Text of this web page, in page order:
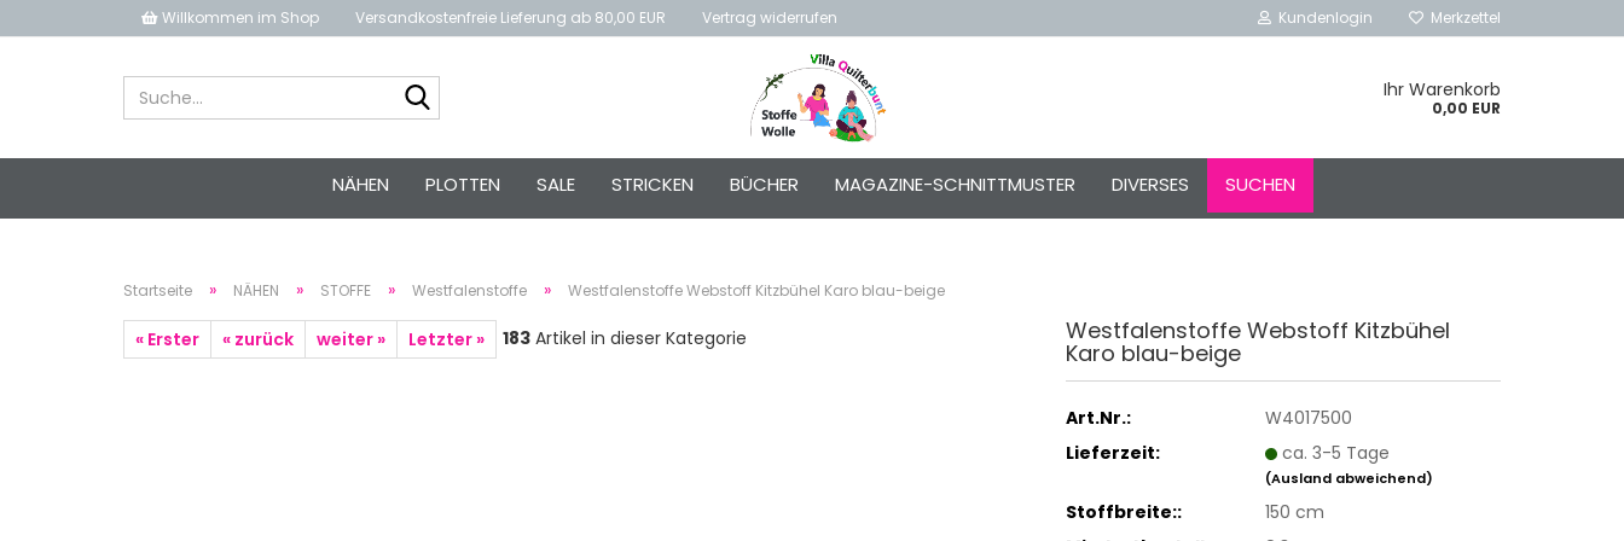
Willkommen im Shop Versandkostenfreie Lieferung ab 80,00 EUR Vertrag widerrufen Kundenlogin
Konto erstellen
Schnelle Anmeldung mit
Merkzettel
Ihr Warenkorb
0,00 EUR
NÄHEN PLOTTEN SALE STRICKEN BÜCHER MAGAZINE-SCHNITTMUSTER DIVERSES SUCHEN
Startseite » NÄHEN » STOFFE » Westfalenstoffe » Westfalenstoffe Webstoff Kitzbühel Karo blau-beige
« Erster « zurück weiter » Letzter » 183 Artikel in dieser Kategorie Westfalenstoffe Webstoff Kitzbühel
Karo blau-beige
Art.Nr.:
W4017500
Lieferzeit:
ca. 3-5 Tage
(Ausland abweichend)
Stoffbreite::
150 cm